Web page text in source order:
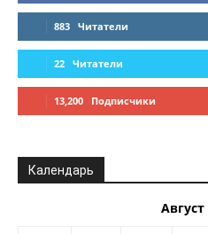
883 Читатели
22 Читатели
13,200 Подписчики
Календарь
Август